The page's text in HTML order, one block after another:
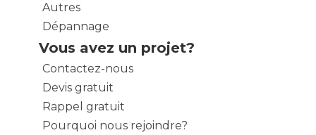
Autres
Dépannage
Vous avez un projet?
Contactez-nous
Devis gratuit
Rappel gratuit
Pourquoi nous rejoindre?